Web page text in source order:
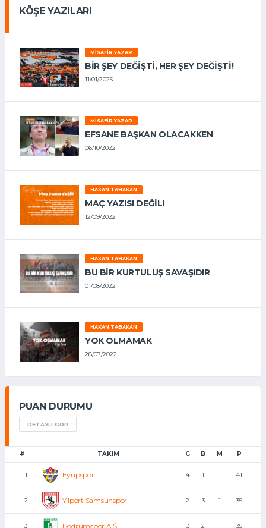
KÖŞE YAZILARI
MISAFIR YAZAR
BIR ŞEY DEĞIŞTI, HER ŞEY DEĞIŞTI!
11/01/2025
MISAFIR YAZAR
EFSANE BAŞKAN OLACAKKEN
06/10/2022
HAKAN TABAKAN
MAÇ YAZISI DEĞİL!
12/09/2022
HAKAN TABAKAN
BU BİR KURTULUŞ SAVAŞIDIR
01/08/2022
HAKAN TABAKAN
YOK OLMAMAK
28/07/2022
PUAN DURUMU
DETAYLI GÖR
# TAKIM G B M P
1 Eyüpspor 4 1 1 41
2 Yılport Samsunspor 2 3 1 35
3 Bodrumspor A.Ş. 3 2 1 35